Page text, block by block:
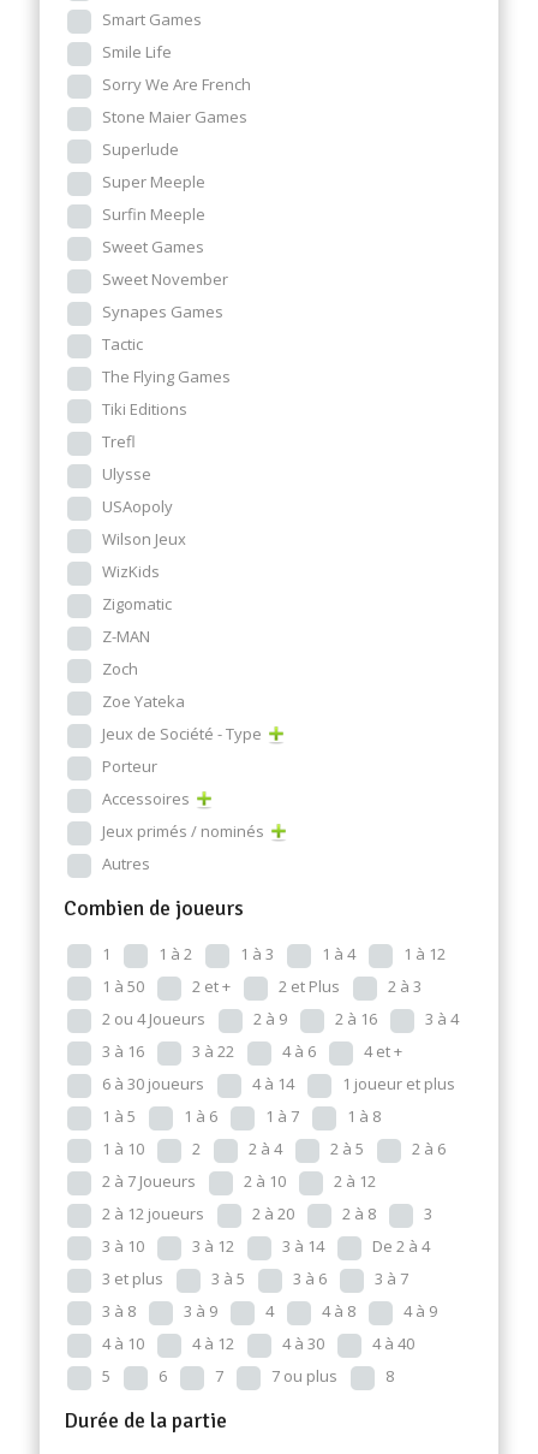
Smart Games
Smile Life
Sorry We Are French
Stone Maier Games
Superlude
Super Meeple
Surfin Meeple
Sweet Games
Sweet November
Synapes Games
Tactic
The Flying Games
Tiki Editions
Trefl
Ulysse
USAopoly
Wilson Jeux
WizKids
Zigomatic
Z-MAN
Zoch
Zoe Yateka
Jeux de Société - Type
Porteur
Accessoires
Jeux primés / nominés
Autres
Combien de joueurs
1 1 à 2 1 à 3 1 à 4
1 à 12
1 à 50
2 et + 2 et Plus
2 à 3
2 ou 4 Joueurs
2 à 9 2 à 16
3 à 4
3 à 16
3 à 22 4 à 6
4 et +
6 à 30 joueurs
4 à 14
1 joueur et plus
1 à 5
1 à 6 1 à 7
1 à 8
1 à 10
2 2 à 4 2 à 5
2 à 6
2 à 7 Joueurs
2 à 10
2 à 12
2 à 12 joueurs
2 à 20 2 à 8
3
3 à 10
3 à 12 3 à 14
De 2 à 4
3 et plus
3 à 5 3 à 6
3 à 7
3 à 8
3 à 9 4 4 à 8
4 à 9
4 à 10
4 à 12 4 à 30
4 à 40
5
6 7 7 ou plus 8
Durée de la partie